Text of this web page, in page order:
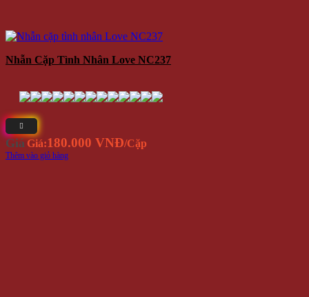
Nhẫn Cặp Tình Nhân Love NC237
Giá Giá:180.000 VNĐ/Cặp
Thêm vào giỏ hàng